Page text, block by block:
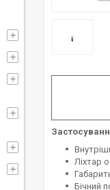
Ліхтар
Бічний